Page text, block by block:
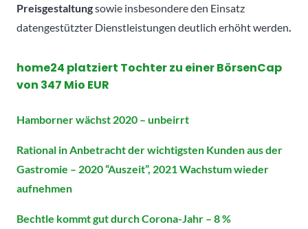
Preisgestaltungsowie insbesondere den Einsatz
datengestützter Dienstleistungen deutlich erhöht werden.
home24 platziert Tochter zu einer BörsenCap
von 347 Mio EUR
Hamborner wächst 2020 – unbeirrt
Rational in Anbetracht der wichtigsten Kunden aus der
Gastromie – 2020 “Auszeit”, 2021 Wachstum wieder
aufnehmen
Bechtle kommt gut durch Corona-Jahr – 8 %